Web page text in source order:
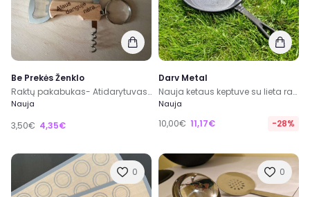
Be Prekės Ženklo
Raktų pakabukas- Atidarytuvas “Alaus danguje nėra… “
Nauja
3,50€ 4,35€
Darv Metal
Nauja ketaus keptuve su lieta rankena 20 cm
Nauja
10,00€ 11,17€ -28%
0 0